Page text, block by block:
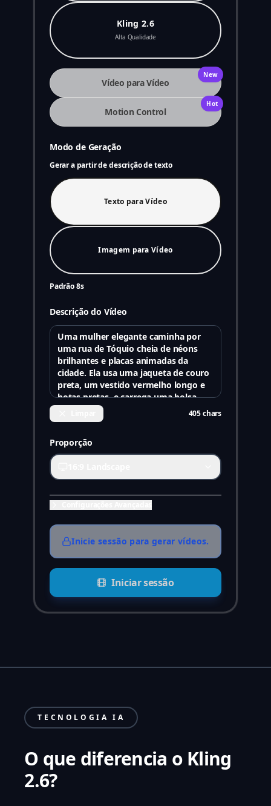
Kling 2.6
Alta Qualidade
Vídeo para Vídeo
New
Motion Control
Hot
Modo de Geração
Gerar a partir de descrição de texto
Texto para Vídeo
Imagem para Vídeo
Padrão 8s
Descrição do Vídeo
405chars
Proporção
Inicie sessão para gerar vídeos.
Iniciar sessão
TECNOLOGIA IA
O que diferencia o Kling
2.6?